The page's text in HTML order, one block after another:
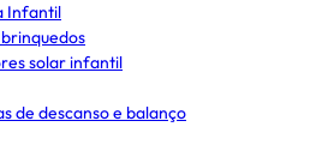
Infantil
solar infantil
de descanso e balanço